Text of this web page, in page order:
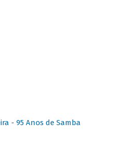
- 95 Anos de Samba